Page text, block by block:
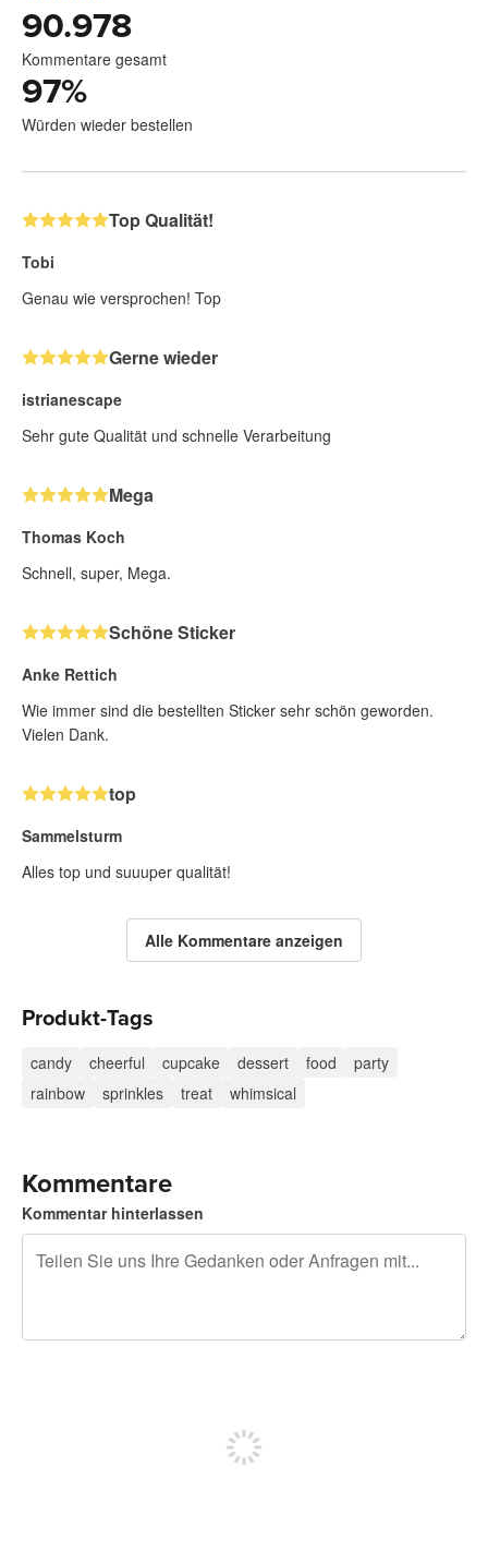
90.978
Kommentare gesamt
97%
Würden wieder bestellen
Top Qualität!
Tobi
Genau wie versprochen! Top
Gerne wieder
istrianescape
Sehr gute Qualität und schnelle Verarbeitung
Mega
Thomas Koch
Schnell, super, Mega.
Schöne Sticker
Anke Rettich
Wie immer sind die bestellten Sticker sehr schön geworden.
Vielen Dank.
top
Sammelsturm
Alles top und suuuper qualität!
Alle Kommentare anzeigen
Produkt-Tags
candy cheerful cupcake dessert food
party
rainbow
sprinkles treat whimsical
Kommentare
Kommentar hinterlassen